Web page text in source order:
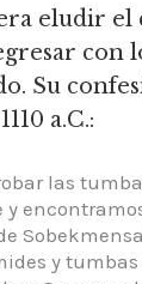
eludir el
con
Su
a.C.:
las
y
y tumbas